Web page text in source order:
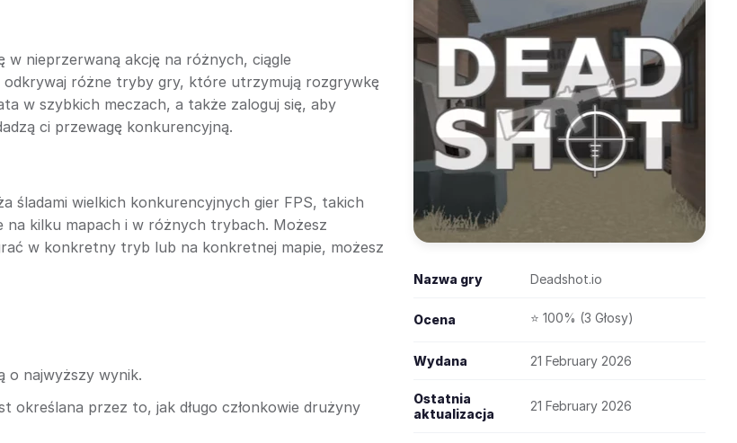
w nieprzerwaną akcję na różnych, ciągle
odkrywaj różne tryby gry, które utrzymują rozgrywkę
w szybkich meczach, a także zaloguj się, aby
ci przewagę konkurencyjną.
śladami wielkich konkurencyjnych gier FPS, takich
na kilku mapach i w różnych trybach. Możesz
w konkretny tryb lub na konkretnej mapie, możesz
o najwyższy wynik.
przez to, jak długo członkowie drużyny
Nazwa gry Deadshot.io
Ocena ⭐ 100% (3 Głosy)
Wydana 21 February 2026
Ostatnia
aktualizacja
21 February 2026